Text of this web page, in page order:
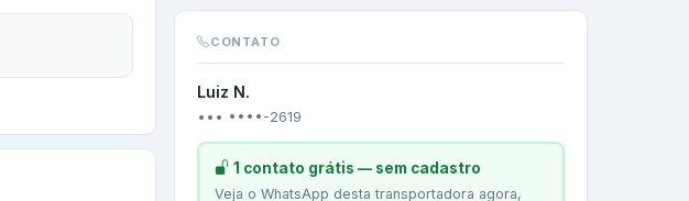
CONTATO
Luiz N.
••• ••••-2619
1 contato grátis — sem cadastro
Veja o WhatsApp desta transportadora agora,